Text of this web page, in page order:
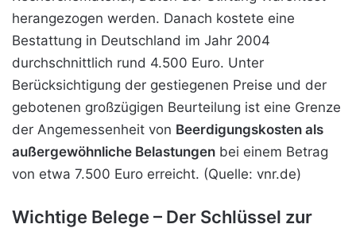
herangezogen werden. Danach kostete eine
Bestattung in Deutschland im Jahr 2004
durchschnittlich rund 4.500 Euro. Unter
Berücksichtigung der gestiegenen Preise und der
gebotenen großzügigen Beurteilung ist eine Grenze
der Angemessenheit von Beerdigungskosten als
außergewöhnliche Belastungen bei einem Betrag
von etwa 7.500 Euro erreicht. (Quelle: vnr.de)
Wichtige Belege – Der Schlüssel zur